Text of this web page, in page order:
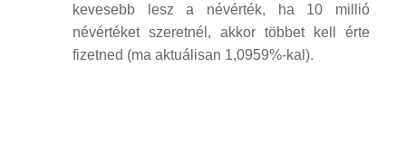
kevesebb lesz a névérték, ha 10 millió
névértéket szeretnél, akkor többet kell érte
fizetned (ma aktuálisan 1,0959%-kal).